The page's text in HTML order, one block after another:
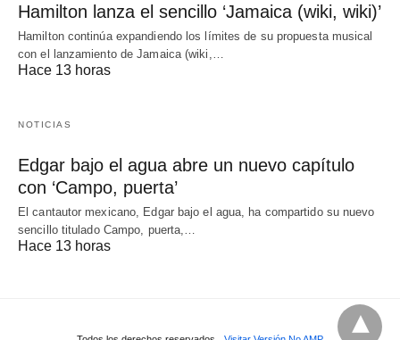
Hamilton lanza el sencillo ‘Jamaica (wiki, wiki)’
Hamilton continúa expandiendo los límites de su propuesta musical
con el lanzamiento de Jamaica (wiki,…
Hace 13 horas
NOTICIAS
Edgar bajo el agua abre un nuevo capítulo
con ‘Campo, puerta’
El cantautor mexicano, Edgar bajo el agua, ha compartido su nuevo
sencillo titulado Campo, puerta,…
Hace 13 horas